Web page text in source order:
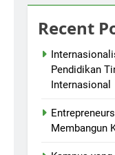
Recent
Pendidikan
Internasional
Membangun